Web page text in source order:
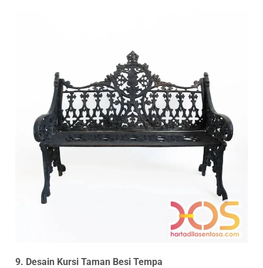
9. Desain Kursi Taman Besi Tempa